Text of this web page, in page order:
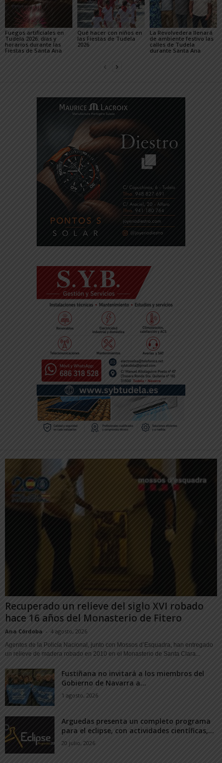
Fuegos artificiales en
Tudela 2026: días y
horarios durante las
Fiestas de Santa Ana
Qué hacer con niños en
las Fiestas de Tudela
2026
La Revolvedera llenará
de ambiente festivo las
calles de Tudela
durante Santa Ana
Recuperado un relieve del siglo XVI robado
hace 16 años del Monasterio de Fitero
Ana Córdoba - 4 agosto, 2026
Agentes de la Policía Nacional, junto con Mossos d’Esquadra, han entregado
un relieve de madera robado en 2010 en el Monasterio de Santa Clara...
Fustiñana no invitará a los miembros del
Gobierno de Navarra a...
1 agosto, 2026
Arguedas presenta un completo programa
para el eclipse, con actividades científicas,...
20 julio, 2026